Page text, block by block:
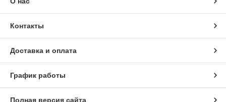
Контакты
Доставка и оплата
График работы
Полная версия сайта